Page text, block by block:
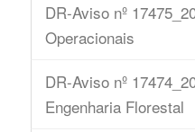
DR-Aviso nº
Operacionais
DR-Aviso nº
Engenharia Florestal